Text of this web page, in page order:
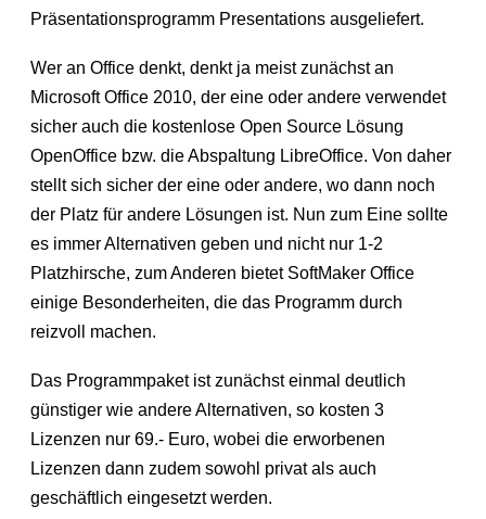
Präsentationsprogramm Presentations ausgeliefert.
Wer an Office denkt, denkt ja meist zunächst an
Microsoft Office 2010, der eine oder andere verwendet
sicher auch die kostenlose Open Source Lösung
OpenOffice bzw. die Abspaltung LibreOffice. Von daher
stellt sich sicher der eine oder andere, wo dann noch
der Platz für andere Lösungen ist. Nun zum Eine sollte
es immer Alternativen geben und nicht nur 1-2
Platzhirsche, zum Anderen bietet SoftMaker Office
einige Besonderheiten, die das Programm durch
reizvoll machen.
Das Programmpaket ist zunächst einmal deutlich
günstiger wie andere Alternativen, so kosten 3
Lizenzen nur 69.- Euro, wobei die erworbenen
Lizenzen dann zudem sowohl privat als auch
geschäftlich eingesetzt werden.